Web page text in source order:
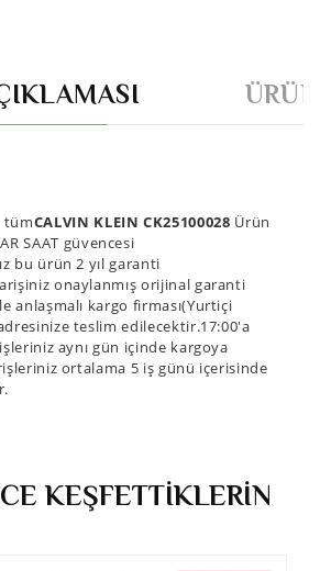
tümCALVIN KLEIN CK25100028 Ürün
SAAT güvencesi
bu ürün 2 yıl garanti
onaylanmış orijinal garanti
anlaşmalı kargo firması(Yurtiçi
teslim edilecektir.17:00'a
aynı gün içinde kargoya
ortalama 5 iş günü içerisinde
KEŞFETTİKLERİN